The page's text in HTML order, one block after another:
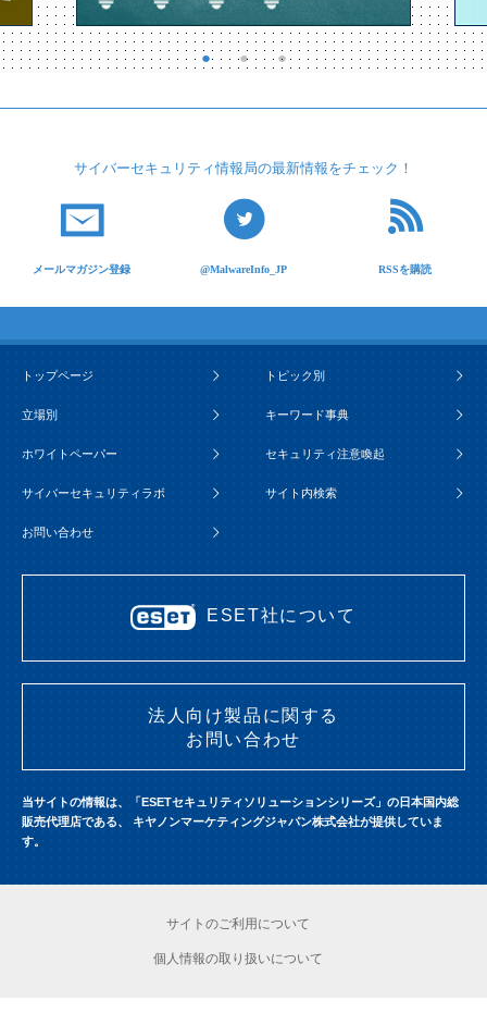
サイバーセキュリティ情報局の最新情報をチェック！
メールマガジン登録 @MalwareInfo_JP RSSを購読
トップページ トピック別
立場別 キーワード事典
ホワイトペーパー セキュリティ注意喚起
サイバーセキュリティラボ サイト内検索
お問い合わせ
ESET社について
法人向け製品に関する
お問い合わせ
当サイトの情報は、「ESETセキュリティソリューションシリーズ」の日本国内総
販売代理店である、 キヤノンマーケティングジャパン株式会社が提供していま
す。
サイトのご利用について
個人情報の取り扱いについて